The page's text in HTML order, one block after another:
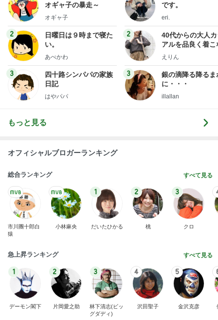
オギャ子の暴走～
オギャ子
2
日曜日は９時まで寝た
い。
あべかわ
3
四十路シンパパの家族
日記
はやパパ
です。
eri.
2
40代からの大人
アルを品良く着こ
ファッションブロ
えりん
3
銀の滴降る降るま
に・・・
illallan
もっと見る
オフィシャルブロガーランキング
総合ランキング すべて見る
市川團十郎白
猿
小林麻央
1
だいたひかる
2
桃
3
クロ
急上昇ランキング すべて見る
1
デーモン閣下
2
片岡愛之助
3
林下清志(ビッ
グダディ)
4
沢田聖子
5
金沢克彦